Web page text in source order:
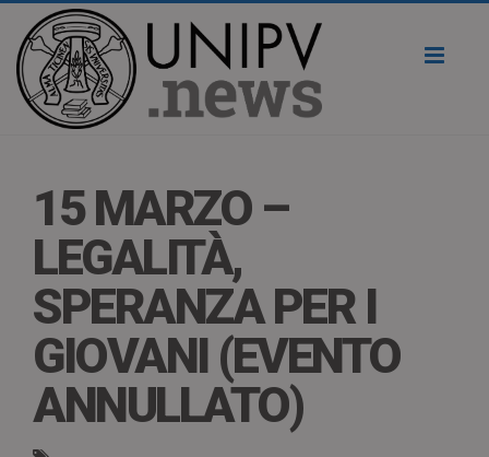
15 MARZO –
LEGALITÀ,
SPERANZA PER I
GIOVANI (EVENTO
ANNULLATO)